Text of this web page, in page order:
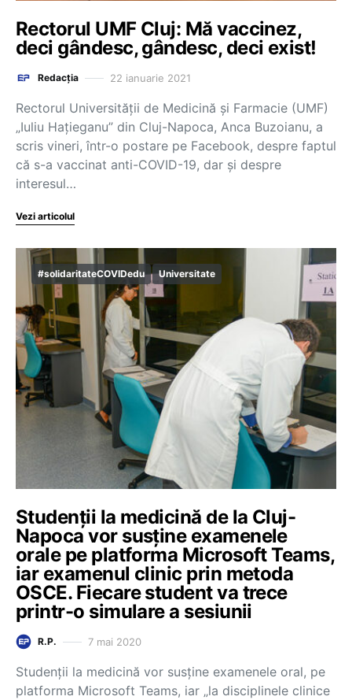
Rectorul UMF Cluj: Mă vaccinez,
deci gândesc, gândesc, deci exist!
Redacția 22 ianuarie 2021
Rectorul Universităţii de Medicină şi Farmacie (UMF)
„Iuliu Haţieganu” din Cluj-Napoca, Anca Buzoianu, a
scris vineri, într-o postare pe Facebook, despre faptul
că s-a vaccinat anti-COVID-19, dar şi despre
interesul…
Vezi articolul
#solidaritateCOVIDedu Universitate
Studenții la medicină de la Cluj-
Napoca vor susține examenele
orale pe platforma Microsoft Teams,
iar examenul clinic prin metoda
OSCE. Fiecare student va trece
printr-o simulare a sesiunii
R.P. 7 mai 2020
Studenții la medicină vor susține examenele oral, pe
platforma Microsoft Teams, iar „la disciplinele clinice